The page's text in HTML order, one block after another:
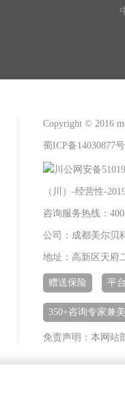
Copyright © 2016
蜀ICP备14030877
川公网安备
（川）-经营性-
咨询服务热线：
公司：成都美尔贝
地址：高新区天府
赠送保险 平
350+咨询专家兼
免责声明：本网站